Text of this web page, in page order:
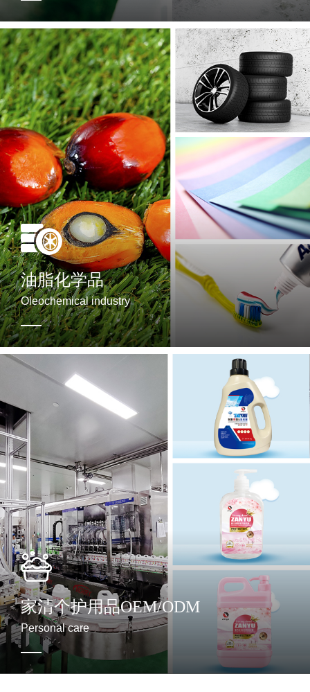
油脂化学品
Oleochemical industry
氢化植物油
脂肪酸
脂肪酸酯
甘油
脂肪酸盐
二聚酸/聚酰胺树脂
家清个护用品OEM/ODM
Personal care
酵素抑菌洗衣液 OEM/ODM
强力去油洁净洗洁精 OEM/ODM
去油精华果蔬净 OEM/ODM
酵素抑菌洗衣粉 OEM/ODM
酵素抑菌洗衣皂 OEM/ODM